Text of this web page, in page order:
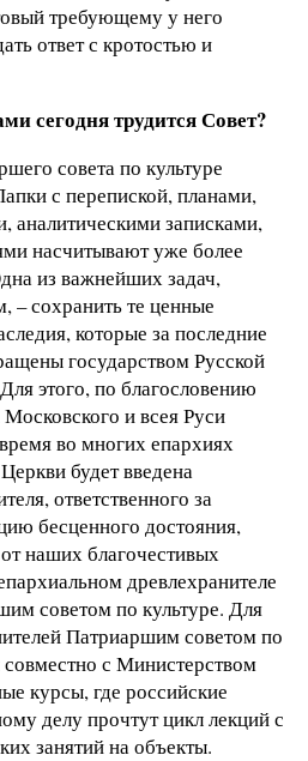
требующему у него
ответ с кротостью и
сегодня трудится Совет?
совета по культуре
с перепиской, планами,
аналитическими записками,
насчитывают уже более
из важнейших задач,
– сохранить те ценные
которые за последние
государством Русской
этого, по благословению
и всея Руси
во многих епархиях
будет введена
ответственного за
бесценного достояния,
наших благочестивых
древлехранителе
советом по культуре. Для
Патриаршим советом по
совместно с Министерством
курсы, где российские
делу прочтут цикл лекций с
занятий на объекты.